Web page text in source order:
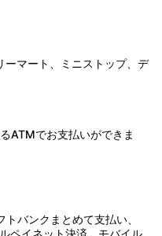
ーマート、ミニストップ、デ
ATMでお支払いができま
バンクまとめて支払い、
ペイネット決済、モバイル